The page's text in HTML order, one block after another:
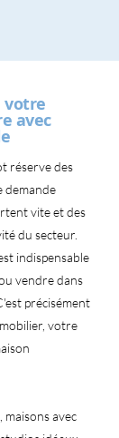
votre
avec
réserve des
demande
vite et des
du secteur.
indispensable
vendre dans
précisément
votre
avec